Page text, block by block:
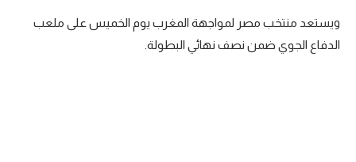
سعودي في الجول
ويستعد منتخب مصر لمواجهة المغرب يوم الخميس على ملعب
الدفاع الجوي ضمن نصف نهائي البطولة.